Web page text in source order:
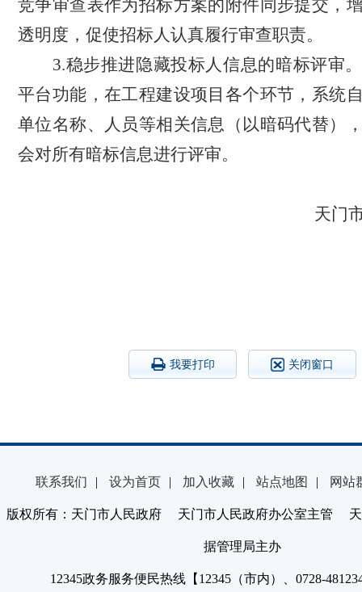
竞争审查表作为招标方案的附件同步提交，
透明度，促使招标人认真履行审查职责。
3.稳步推进隐藏投标人信息的暗标评审。
平台功能， 在工程建设项目各个环节，系统
单位名称、人员等相关信息（以暗码代替）
会对所有暗标信息进行评审。
天门
我要打印 关闭窗口
联系我们 | 设为首页 | 加入收藏 | 站点地图 | 网站
版权所有：天门市人民政府 天门市人民政府办公室主管 天
据管理局主办
12345政务服务便民热线【12345（市内）、0728-